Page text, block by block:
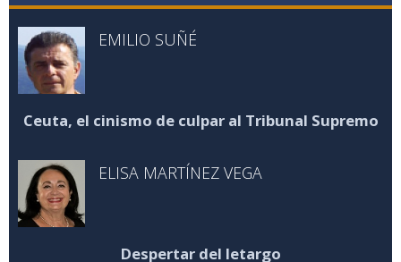
EMILIO SUÑÉ
Ceuta, el cinismo de culpar al Tribunal Supremo
ELISA MARTÍNEZ VEGA
Despertar del letargo